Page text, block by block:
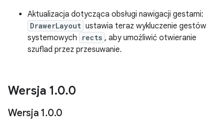
Aktualizacja dotycząca obsługi nawigacji gestami:
DrawerLayout ustawia teraz wykluczenie gestów
systemowych
rects , aby umożliwić otwieranie
szuflad przez przesuwanie.
Wersja 1.0.0
Wersja 1.0.0